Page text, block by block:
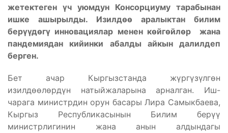
жетектеген үч уюмдун Консорциуму тарабынан
ишке ашырылды. Изилдөө аралыктан билим
берүүдөгү инновациялар менен көйгөйлөр жана
пандемиядан кийинки абалды айкын далилдеп
берген.
Бет ачар Кыргызстанда жүргүзүлгөн
изилдөөлөрдүн натыйжаларына арналган. Иш-
чарага министрдин орун басары Лира Самыкбаева,
Кыргыз Республикасынын Билим берүү
министрлигинин жана анын алдындагы